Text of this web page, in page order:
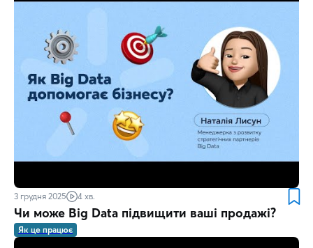
3 грудня 2025 4 хв.
Чи може Big Data підвищити ваші продажі?
Як це працює